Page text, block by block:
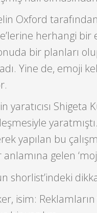
Oxford
herhangi
bir planları
Yine de, emoji
yaratıcısı Shigeta
yapılan bu
gelen
shorlist’indeki
isim: